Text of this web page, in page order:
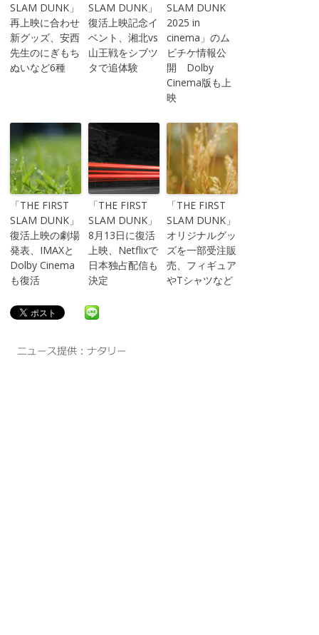
SLAM DUNK」
再上映に合わせ
新グッズ、安西
先生のにぎもち
ぬいなど6種
SLAM DUNK」
復活上映記念イ
ベント、湘北vs
山王戦をシブツ
タで追体験
SLAM DUNK
2025 in
cinema」のム
ビチケ情報公
開 Dolby
Cinema版も上
映
「THE FIRST
SLAM DUNK」
復活上映の劇場
発表、IMAXと
Dolby Cinema
も復活
「THE FIRST
SLAM DUNK」
8月13日に復活
上映、Netflixで
日本独占配信も
決定
「THE FIRST
SLAM DUNK」
オリジナルグッ
ズを一部受注販
売、フィギュア
やTシャツなど